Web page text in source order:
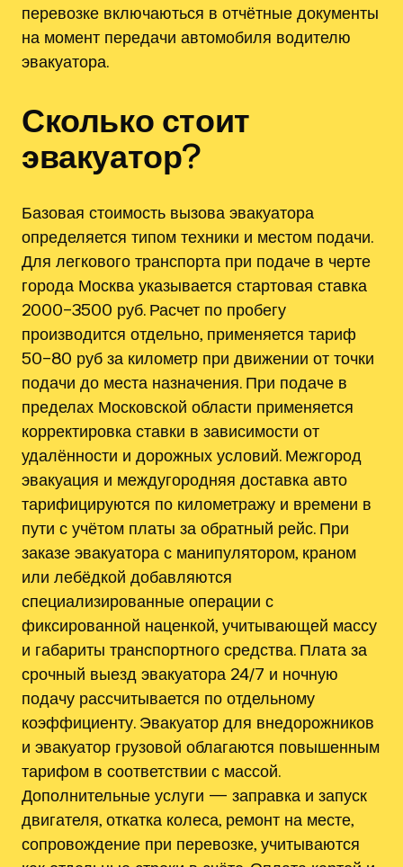
перевозке включаються в отчётные документы
на момент передачи автомобиля водителю
эвакуатора.
Сколько стоит
эвакуатор?
Базовая стоимость вызова эвакуатора
определяется типом техники и местом подачи.
Для легкового транспорта при подаче в черте
города Москва указывается стартовая ставка
2000–3500 руб. Расчет по пробегу
производится отдельно, применяется тариф
50–80 руб за километр при движении от точки
подачи до места назначения. При подаче в
пределах Московской области применяется
корректировка ставки в зависимости от
удалённости и дорожных условий. Межгород
эвакуация и междугородняя доставка авто
тарифицируются по километражу и времени в
пути с учётом платы за обратный рейс. При
заказе эвакуатора с манипулятором, краном
или лебёдкой добавляются
специализированные операции с
фиксированной наценкой, учитывающей массу
и габариты транспортного средства. Плата за
срочный выезд эвакуатора 24/7 и ночную
подачу рассчитывается по отдельному
коэффициенту. Эвакуатор для внедорожников
и эвакуатор грузовой облагаются повышенным
тарифом в соответствии с массой.
Дополнительные услуги — заправка и запуск
двигателя, откатка колеса, ремонт на месте,
сопровождение при перевозке, учитываются